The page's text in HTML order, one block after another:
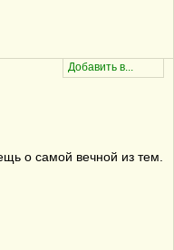
о самой вечной из тем.